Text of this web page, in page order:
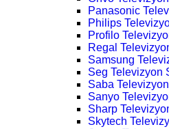
Panasonic
Philips
Profilo
Regal
Samsung
Seg Televizyon
Saba
Sanyo
Sharp
Skytech